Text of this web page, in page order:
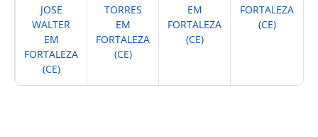
JOSE
WALTER
EM
FORTALEZA
(CE)
TORRES
EM
FORTALEZA
(CE)
EM
FORTALEZA
(CE)
FORTALEZA
(CE)